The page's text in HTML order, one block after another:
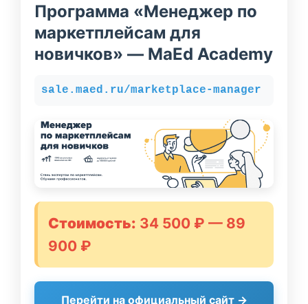
Программа «Менеджер по
маркетплейсам для
новичков» — MaEd Academy
sale.maed.ru/marketplace-manager
Стоимость: 34 500 ₽ — 89
900 ₽
Перейти на официальный сайт →